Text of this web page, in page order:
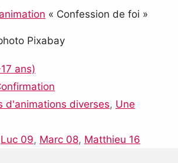
« Confession de foi »
Pixabay
ans)
d'animations diverses, Une
Luc 09, Marc 08, Matthieu 16